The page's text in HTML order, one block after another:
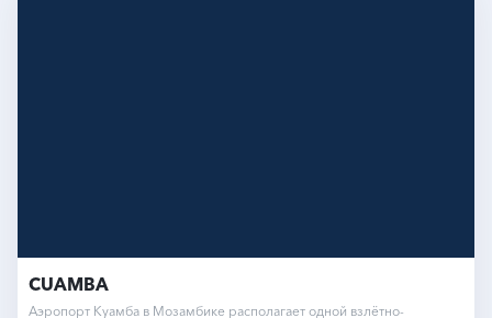
CUAMBA
Аэропорт Куамба в Мозамбике располагает одной взлётно-